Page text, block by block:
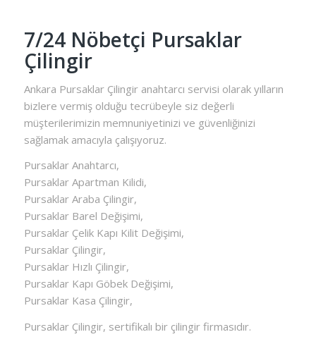
7/24 Nöbetçi Pursaklar
Çilingir
Ankara Pursaklar Çilingir anahtarcı servisi olarak yılların
bizlere vermiş olduğu tecrübeyle siz değerli
müşterilerimizin memnuniyetinizi ve güvenliğinizi
sağlamak amacıyla çalışıyoruz.
Pursaklar Anahtarcı,
Pursaklar Apartman Kilidi,
Pursaklar Araba Çilingir,
Pursaklar Barel Değişimi,
Pursaklar Çelik Kapı Kilit Değişimi,
Pursaklar Çilingir,
Pursaklar Hızlı Çilingir,
Pursaklar Kapı Göbek Değişimi,
Pursaklar Kasa Çilingir,
Pursaklar Çilingir, sertifikalı bir çilingir firmasıdır.